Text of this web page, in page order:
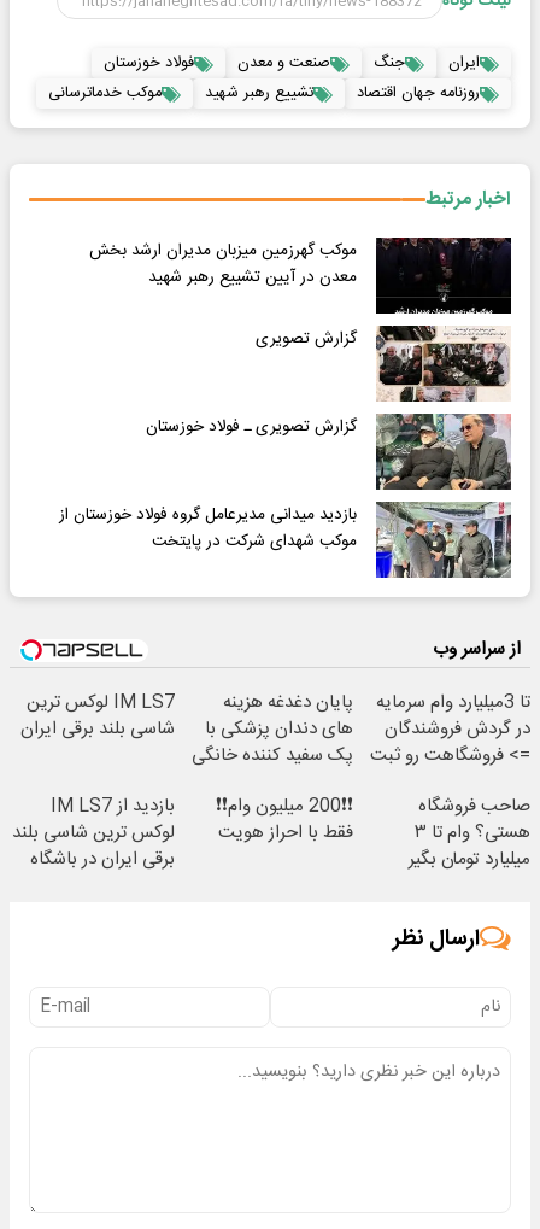
ایران جنگ صنعت و معدن
فولاد خوزستان
روزنامه جهان اقتصاد
تشییع رهبر شهید موکب خدماترسانی
اخبار مرتبط
موکب گهرزمین میزبان مدیران ارشد بخش
معدن در آیین تشییع رهبر شهید
گزارش تصویری
گزارش تصویری ـ فولاد خوزستان
بازدید میدانی مدیرعامل گروه فولاد خوزستان از
موکب شهدای شرکت در پایتخت
از سراسر وب
تا 3میلیارد وام سرمایه
در گردش فروشندگان
=> فروشگاهت رو ثبت
پایان دغدغه هزینه
های دندان پزشکی با
پک سفید کننده خانگی
IM LS7 لوکس ترین
شاسی بلند برقی ایران
صاحب فروشگاه
هستی؟ وام تا ۳
میلیارد تومان بگیر
❗❗200 میلیون وام❗❗
فقط با احراز هویت
بازدید از IM LS7
لوکس ترین شاسی بلند
برقی ایران در باشگاه
ارسال نظر